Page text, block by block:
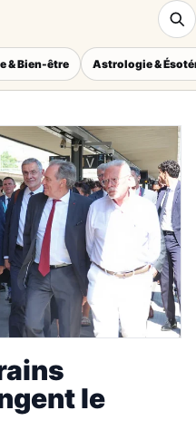
& Bien-être Astrologie &
le